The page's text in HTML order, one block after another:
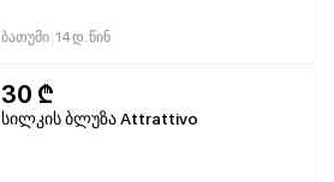
ბათუმი 14 დ. წინ
30 ₾
სილკის ბლუზა Attrattivo